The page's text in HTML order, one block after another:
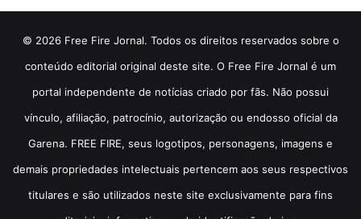
© 2026 Free Fire Jornal. Todos os direitos reservados sobre o
conteúdo editorial original deste site. O Free Fire Jornal é um
portal independente de notícias criado por fãs. Não possui
vínculo, afiliação, patrocínio, autorização ou endosso oficial da
Garena. FREE FIRE, seus logotipos, personagens, imagens e
demais propriedades intelectuais pertencem aos seus respectivos
titulares e são utilizados neste site exclusivamente para fins